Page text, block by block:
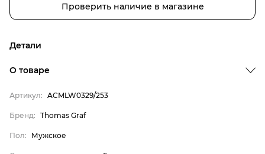
Проверить наличие в магазине
Детали
Бренд
О товаре
Артикул: ACMLW0329/253
Бренд: Thomas Graf
Пол: Мужское